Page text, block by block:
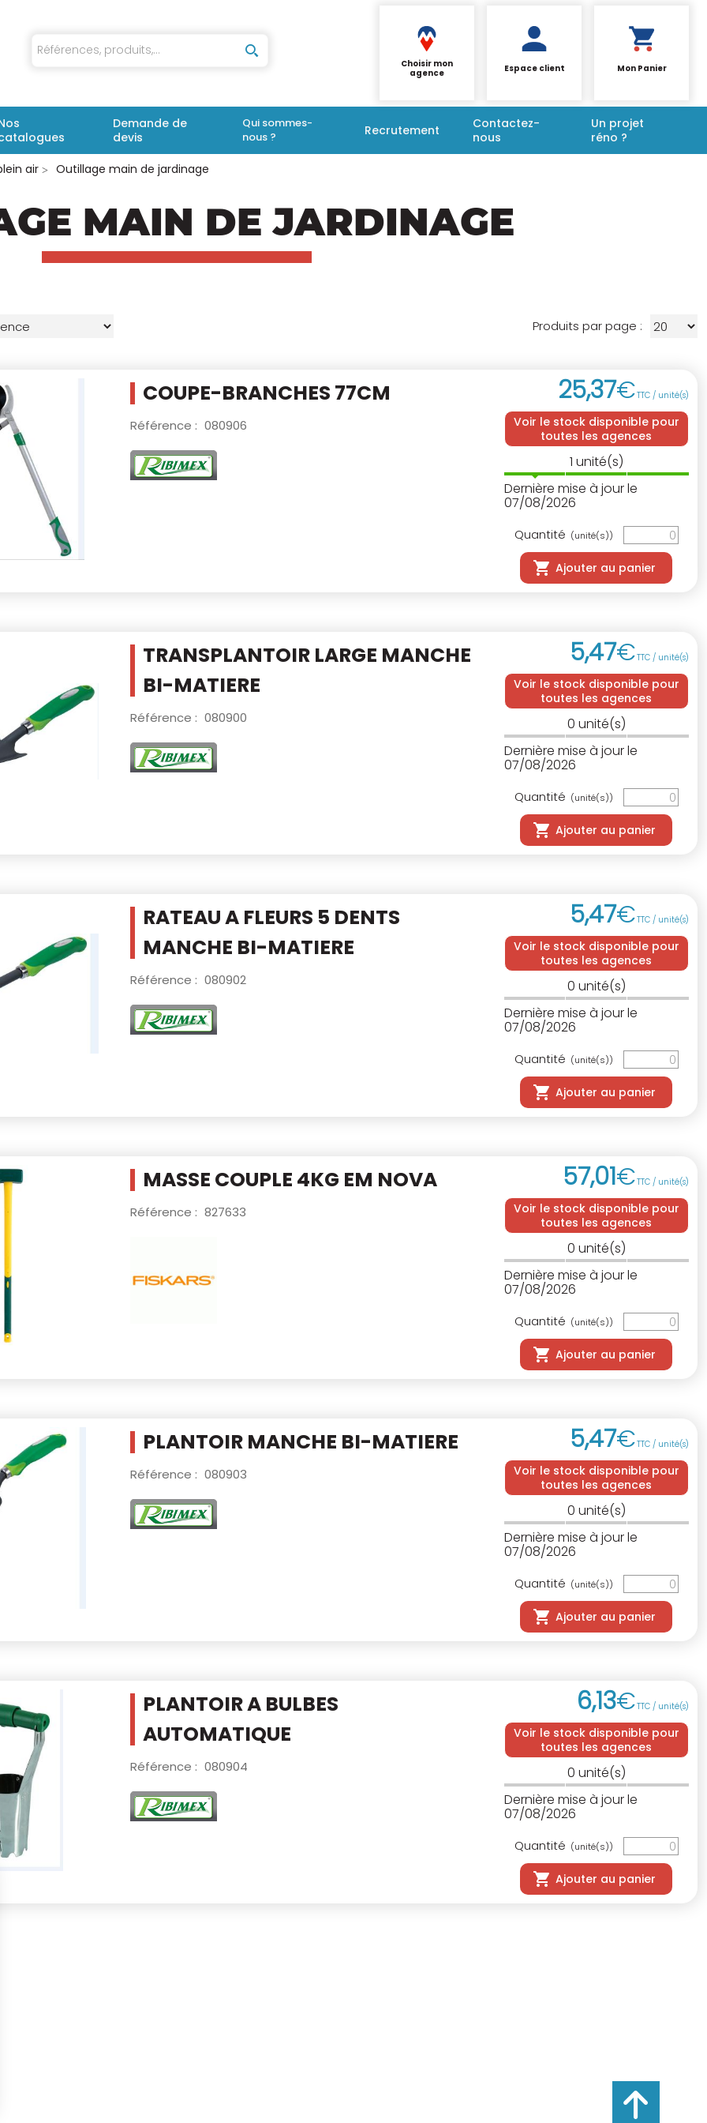
Choisir mon
agence
Espace client Mon Panier
Demande de
devis
Qui sommes-
nous ?
Recrutement
Contactez-
nous
Un projet
réno ?
air
Outillage main de jardinage
MAIN DE JARDINAGE
Produits par page :
COUPE-BRANCHES 77CM
Référence : 080906
25,37€TTC / unité(s)
Voir le stock disponible pour
toutes les agences
1 unité(s)
Dernière mise à jour le
07/08/2026
Quantité (unité(s))
Ajouter au panier
TRANSPLANTOIR LARGE MANCHE
BI-MATIERE
Référence : 080900
5,47€TTC / unité(s)
Voir le stock disponible pour
toutes les agences
0 unité(s)
Dernière mise à jour le
07/08/2026
Quantité (unité(s))
Ajouter au panier
RATEAU A FLEURS 5 DENTS
MANCHE BI-MATIERE
Référence : 080902
5,47€TTC / unité(s)
Voir le stock disponible pour
toutes les agences
0 unité(s)
Dernière mise à jour le
07/08/2026
Quantité (unité(s))
Ajouter au panier
MASSE COUPLE 4KG EM NOVA
Référence : 827633
57,01€TTC / unité(s)
Voir le stock disponible pour
toutes les agences
0 unité(s)
Dernière mise à jour le
07/08/2026
Quantité (unité(s))
Ajouter au panier
PLANTOIR MANCHE BI-MATIERE
Référence : 080903
5,47€TTC / unité(s)
Voir le stock disponible pour
toutes les agences
0 unité(s)
Dernière mise à jour le
07/08/2026
Quantité (unité(s))
Ajouter au panier
PLANTOIR A BULBES
AUTOMATIQUE
Référence : 080904
6,13€TTC / unité(s)
Voir le stock disponible pour
toutes les agences
0 unité(s)
Dernière mise à jour le
07/08/2026
Quantité (unité(s))
Ajouter au panier